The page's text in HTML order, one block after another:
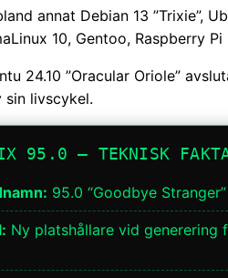
annat Debian 13 ”Trixie”,
10, Gentoo, Raspberry
24.10 ”Oracular Oriole”
sin livscykel.
95.0 — TEKNISK
95.0 “Goodbye Stranger”
Ny platshållare vid generering